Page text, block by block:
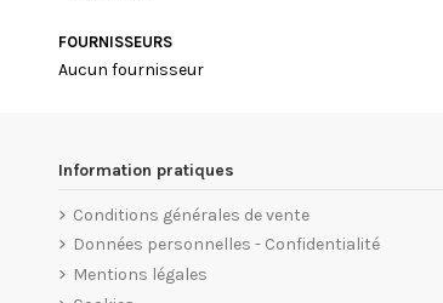
FOURNISSEURS
Aucun fournisseur
Information pratiques
Conditions générales de vente
Données personnelles - Confidentialité
Mentions légales